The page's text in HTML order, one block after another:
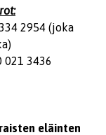
2954 (joka
021 3436
eläinten